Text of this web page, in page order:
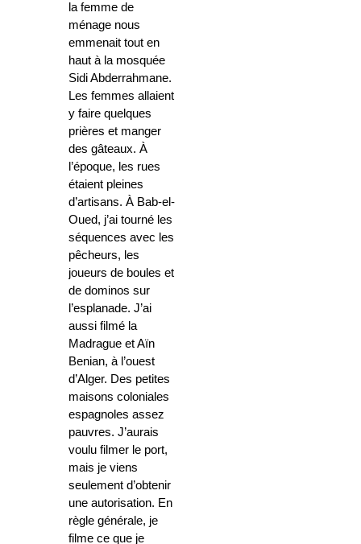
la femme de
ménage nous
emmenait tout en
haut à la mosquée
Sidi Abderrahmane.
Les femmes allaient
y faire quelques
prières et manger
des gâteaux. À
l’époque, les rues
étaient pleines
d’artisans. À Bab-el-
Oued, j’ai tourné les
séquences avec les
pêcheurs, les
joueurs de boules et
de dominos sur
l’esplanade. J’ai
aussi filmé la
Madrague et Aïn
Benian, à l’ouest
d’Alger. Des petites
maisons coloniales
espagnoles assez
pauvres. J’aurais
voulu filmer le port,
mais je viens
seulement d’obtenir
une autorisation. En
règle générale, je
filme ce que je